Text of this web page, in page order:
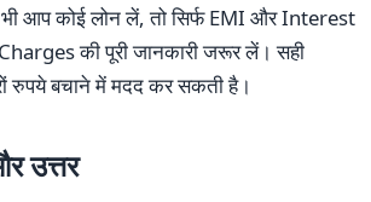
भी आप कोई लोन लें, तो सिर्फ EMI और Interest
की पूरी जानकारी जरूर लें। सही
रुपये बचाने में मदद कर सकती है।
उत्तर